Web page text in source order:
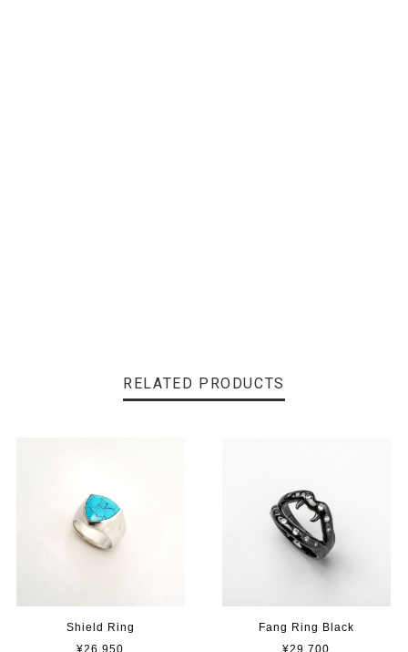
RELATED PRODUCTS
Shield Ring
¥26,950
Fang Ring Black
¥29,700